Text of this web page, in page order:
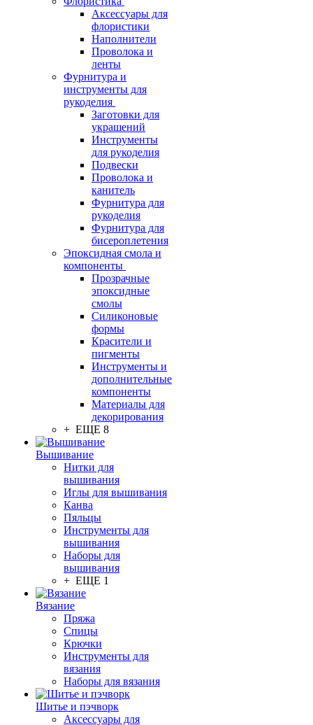
Аксессуары для
флористики
Наполнители
Проволока и
ленты
Фурнитура и
инструменты для
рукоделия
Заготовки для
украшений
Инструменты
для рукоделия
Подвески
Проволока и
канитель
Фурнитура для
рукоделия
Фурнитура для
бисероплетения
Эпоксидная смола и
компоненты
Прозрачные
эпоксидные
смолы
Силиконовые
формы
Красители и
пигменты
Инструменты и
дополнительные
компоненты
Материалы для
декорирования
+ ЕЩЕ 8
Вышивание
Нитки для
вышивания
Иглы для вышивания
Канва
Пяльцы
Инструменты для
вышивания
Наборы для
вышивания
+ ЕЩЕ 1
Вязание
Пряжа
Спицы
Крючки
Инструменты для
вязания
Наборы для вязания
Шитье и пэчворк
Аксессуары для